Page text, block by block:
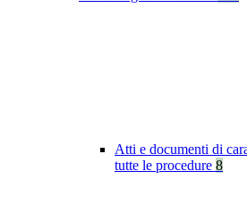
Atti e documenti di
tutte le procedure 8